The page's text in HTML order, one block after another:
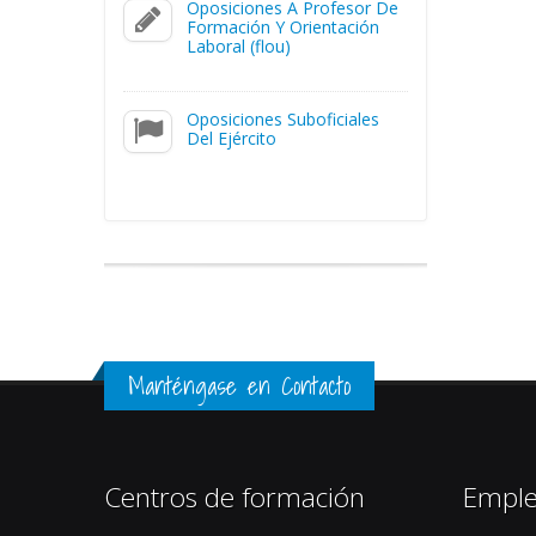
Oposiciones A Profesor De
Formación Y Orientación
Laboral (flou)
Oposiciones Suboficiales
Del Ejército
Manténgase en Contacto
Centros de formación